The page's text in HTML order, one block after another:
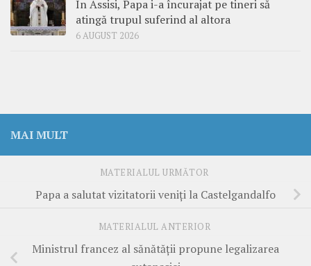
În Assisi, Papa i-a încurajat pe tineri să
atingă trupul suferind al altora
6 AUGUST 2026
MAI MULT
MATERIALUL URMĂTOR
Papa a salutat vizitatorii veniţi la Castelgandalfo
MATERIALUL ANTERIOR
Ministrul francez al sănătăţii propune legalizarea